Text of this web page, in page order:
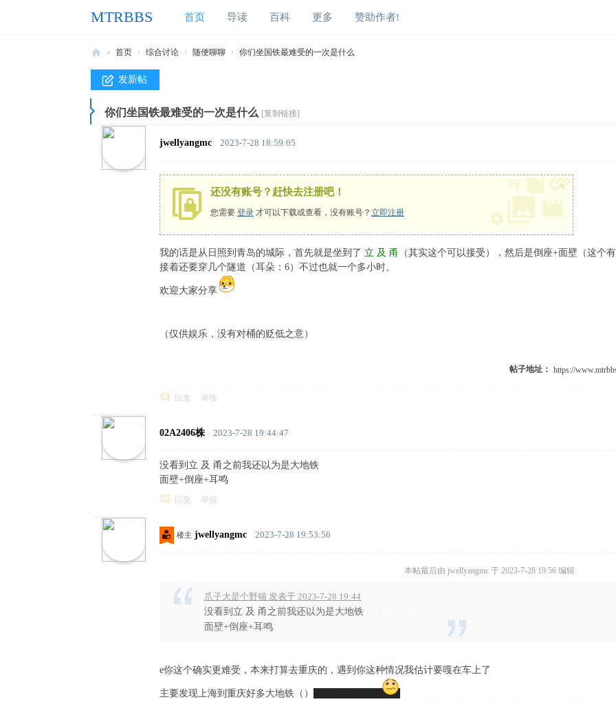
MTRBBS 首页 导读 百科 更多 赞助作者!
M
T
R
» 首页 › 综合讨论 › 随便聊聊 › 你们坐国铁最难受的一次是什么
发新帖
你们坐国铁最难受的一次是什么 [复制链接]
jwellyangmc 2023-7-28 18:59:05
还没有账号？赶快去注册吧！
您需要 登录 才可以下载或查看，没有账号？ 立即注册
×
我的话是从日照到青岛的城际，首先就是坐到了 立 及 甬 （其实这个可以接受），然后是倒座+面壁（这个
接着还要穿几个隧道（耳朵：6）不过也就一个多小时。
欢迎大家分享
（仅供娱乐，没有对桶的贬低之意）
帖子地址：
回复 举报
02A2406株 2023-7-28 19:44:47
没看到立 及 甬之前我还以为是大地铁
面壁+倒座+耳鸣
回复 举报
楼主 jwellyangmc 2023-7-28 19:53:56
本帖最后由 jwellyangmc 于 2023-7-28 19:56 编辑
爪子大是个野猫 发表于 2023-7-28 19:44
没看到立 及 甬之前我还以为是大地铁
面壁+倒座+耳鸣
e你这个确实更难受，本来打算去重庆的，遇到你这种情况我估计要嘎在车上了
主要发现上海到重庆好多大地铁（）